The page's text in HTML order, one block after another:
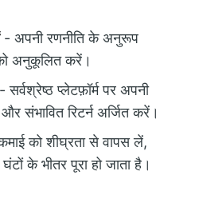
- अपनी रणनीति के अनुरूप
अनुकूलित करें।
सर्वश्रेष्ठ प्लेटफ़ॉर्म पर अपनी
संभावित रिटर्न अर्जित करें।
को शीघ्रता से वापस लें,
के भीतर पूरा हो जाता है।